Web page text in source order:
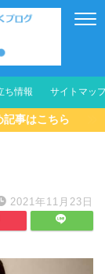
ち情報 サイトマッ
記事はこちら
2021年11月23日